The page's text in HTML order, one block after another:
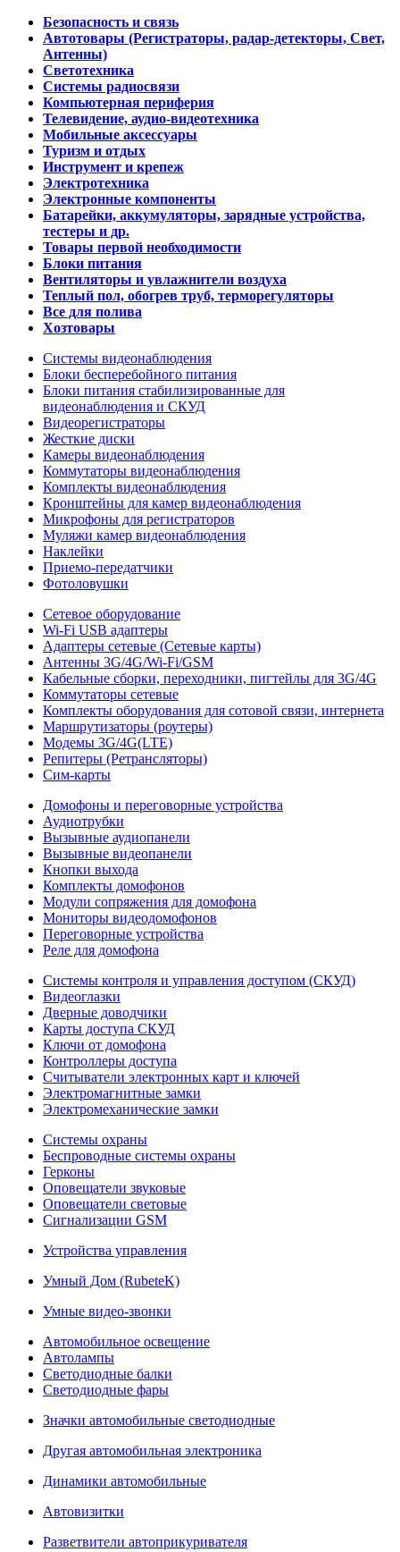
Безопасность и связь
Автотовары (Регистраторы, радар-детекторы, Свет,
Антенны)
Светотехника
Системы радиосвязи
Компьютерная периферия
Телевидение, аудио-видеотехника
Мобильные аксессуары
Туризм и отдых
Инструмент и крепеж
Электротехника
Электронные компоненты
Батарейки, аккумуляторы, зарядные устройства,
тестеры и др.
Товары первой необходимости
Блоки питания
Вентиляторы и увлажнители воздуха
Теплый пол, обогрев труб, терморегуляторы
Все для полива
Хозтовары
Системы видеонаблюдения
Блоки бесперебойного питания
Блоки питания стабилизированные для
видеонаблюдения и СКУД
Видеорегистраторы
Жесткие диски
Камеры видеонаблюдения
Коммутаторы видеонаблюдения
Комплекты видеонаблюдения
Кронштейны для камер видеонаблюдения
Микрофоны для регистраторов
Муляжи камер видеонаблюдения
Наклейки
Приемо-передатчики
Фотоловушки
Сетевое оборудование
Wi-Fi USB адаптеры
Адаптеры сетевые (Сетевые карты)
Антенны 3G/4G/Wi-Fi/GSM
Кабельные сборки, переходники, пигтейлы для 3G/4G
Коммутаторы сетевые
Комплекты оборудования для сотовой связи, интернета
Маршрутизаторы (роутеры)
Модемы 3G/4G(LTE)
Репитеры (Ретрансляторы)
Сим-карты
Домофоны и переговорные устройства
Аудиотрубки
Вызывные аудиопанели
Вызывные видеопанели
Кнопки выхода
Комплекты домофонов
Модули сопряжения для домофона
Мониторы видеодомофонов
Переговорные устройства
Реле для домофона
Системы контроля и управления доступом (СКУД)
Видеоглазки
Дверные доводчики
Карты доступа СКУД
Ключи от домофона
Контроллеры доступа
Считыватели электронных карт и ключей
Электромагнитные замки
Электромеханические замки
Системы охраны
Беспроводные системы охраны
Герконы
Оповещатели звуковые
Оповещатели световые
Сигнализации GSM
Устройства управления
Умный Дом (RubeteK)
Умные видео-звонки
Автомобильное освещение
Автолампы
Светодиодные балки
Светодиодные фары
Значки автомобильные светодиодные
Другая автомобильная электроника
Динамики автомобильные
Автовизитки
Разветвители автоприкуривателя